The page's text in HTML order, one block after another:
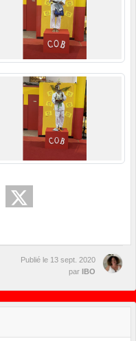
Publié le 13 sept. 2020
par
IBO